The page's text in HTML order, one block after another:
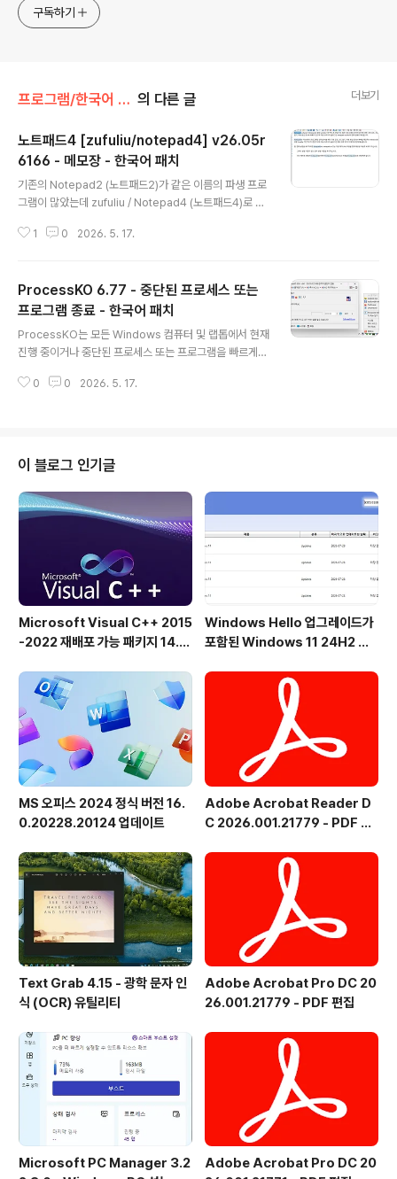
구독하기
프로그램/한국어 패치 의 다른 글 더보기
노트패드4 [zufuliu/notepad4] v26.05r
6166 - 메모장 - 한국어 패치
기존의 Notepad2 (노트패드2)가 같은 이름의 파생 프로
그램이 많았는데 zufuliu / Notepad4 (노트패드4)로 명
생되는 대부분의 Notepad4의 기반이 되는 버전입니다.
집기로, 많은 프로그래밍 언어와 문서에 대한 구문 강조, 코
드 접기, 자동 완성 및 API 목록이 있으며 파일 브라우저 플
러그인 metapath-zufuliu와 함께 번들로 제공됩니다.N
otepad4는 약 80개의 프로그래밍 언어/문서를 위한 구
ndows용 경량 Scint..
1 0 2026. 5. 17.
ProcessKO 6.77 - 중단된 프로세스 또는
프로그램 종료 - 한국어 패치
ProcessKO는 모든 Windows 컴퓨터 및 랩톱에서 현재
진행 중이거나 중단된 프로세스 또는 프로그램을 빠르게
C에 매우 익숙한 전문가와 사용자뿐만 아니라 호기심 많은
KO 생성관리 모드프로세스 종료 시간 간격 조정 가능바로
가기로 종료기타... 기타 옵션 및 사양매우 작은 프로그램낮
은 CPU 사용량옵션 번역 기능한국어 한국어 공식 번역: V
enusGirl ´``°³о❤ ProcessKO.zip ProcessKO_Un
icode.zip ProcessKO_Win98.zi..
0 0 2026. 5. 17.
이 블로그 인기글
Microsoft Visual C++ 2015
-2022 재배포 가능 패키지 14.5
Windows Hello 업그레이드가
포함된 Windows 11 24H2 및
출시
MS 오피스 2024 정식 버전 16.
0.20228.20124 업데이트
Adobe Acrobat Reader D
C 2026.001.21779 - PDF 뷰
Text Grab 4.15 - 광학 문자 인
식 (OCR) 유틸리티
Adobe Acrobat Pro DC 20
26.001.21779 - PDF 편집
Microsoft PC Manager 3.2
Adobe Acrobat Pro DC 20